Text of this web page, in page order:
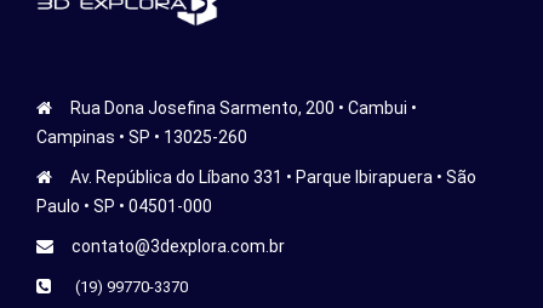
Rua Dona Josefina Sarmento, 200 • Cambui •
Campinas • SP • 13025-260
Av. República do Líbano 331 • Parque Ibirapuera • São
Paulo • SP • 04501-000
contato@3dexplora.com.br
(19) 99770-3370